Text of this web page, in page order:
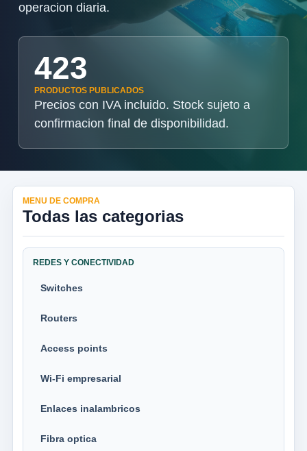
operacion diaria.
423
PRODUCTOS PUBLICADOS
Precios con IVA incluido. Stock sujeto a
confirmacion final de disponibilidad.
MENU DE COMPRA
Todas las categorias
REDES Y CONECTIVIDAD
Switches
Routers
Access points
Wi-Fi empresarial
Enlaces inalambricos
Fibra optica